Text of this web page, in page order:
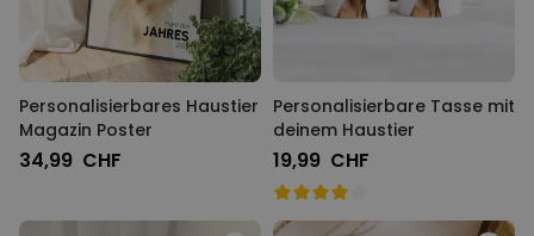
Personalisierbares Haustier
Magazin Poster
34,99 CHF
Personalisierbare Tasse mit
deinem Haustier
19,99 CHF